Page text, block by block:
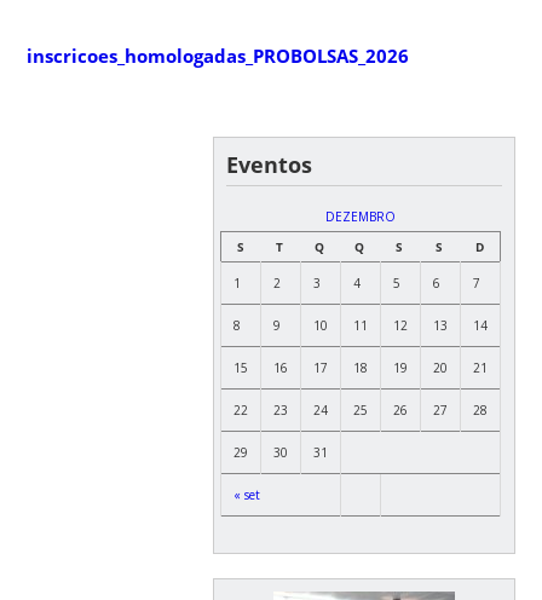
inscricoes_homologadas_PROBOLSAS_2026
Eventos
DEZEMBRO
S
T Q Q S S D
« set
1 2 3 4 5 6 7
8 9 10 11 12 13 14
15 16 17 18 19 20 21
22 23 24 25 26 27 28
29 30 31